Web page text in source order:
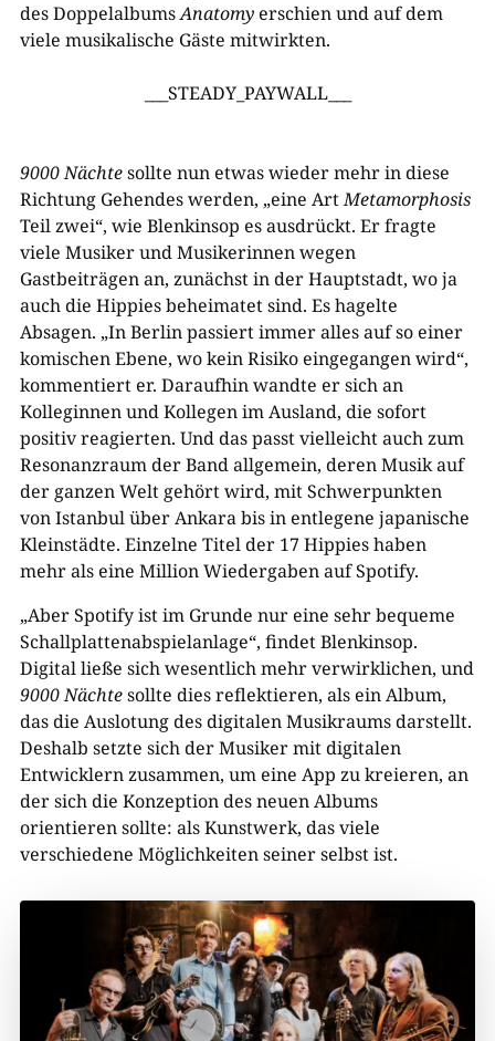
des DoppelalbumsAnatomyerschien und auf dem
viele musikalische Gäste mitwirkten.
___STEADY_PAYWALL___
9000 Nächtesollte nun etwas wieder mehr in diese
Richtung Gehendes werden, „eine ArtMetamorphosis
Teil zwei“, wie Blenkinsop es ausdrückt. Er fragte
viele Musiker und Musikerinnen wegen
Gastbeiträgen an, zunächst in der Hauptstadt, wo ja
auch die Hippies beheimatet sind. Es hagelte
Absagen. „In Berlin passiert immer alles auf so einer
komischen Ebene, wo kein Risiko eingegangen wird“,
kommentiert er. Daraufhin wandte er sich an
Kolleginnen und Kollegen im Ausland, die sofort
positiv reagierten. Und das passt vielleicht auch zum
Resonanzraum der Band allgemein, deren Musik auf
der ganzen Welt gehört wird, mit Schwerpunkten
von Istanbul über Ankara bis in entlegene japanische
Kleinstädte. Einzelne Titel der 17 Hippies haben
mehr als eine Million Wiedergaben auf Spotify.
„Aber Spotify ist im Grunde nur eine sehr bequeme
Schallplattenabspielanlage“, findet Blenkinsop.
Digital ließe sich wesentlich mehr verwirklichen, und
9000 Nächtesollte dies reflektieren, als ein Album,
das die Auslotung des digitalen Musikraums darstellt.
Deshalb setzte sich der Musiker mit digitalen
Entwicklern zusammen, um eine App zu kreieren, an
der sich die Konzeption des neuen Albums
orientieren sollte: als Kunstwerk, das viele
verschiedene Möglichkeiten seiner selbst ist.